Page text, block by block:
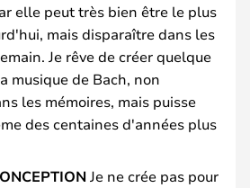
elle peut très bien être le plus
mais disparaître dans les
Je rêve de créer quelque
musique de Bach, non
les mémoires, mais puisse
des centaines d'années plus
Je ne crée pas pour